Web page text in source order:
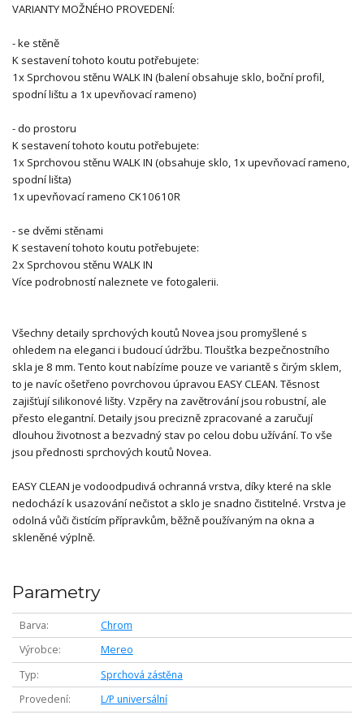
VARIANTY MOŽNÉHO PROVEDENÍ:
- ke stěně
K sestavení tohoto koutu potřebujete:
1x Sprchovou stěnu WALK IN (balení obsahuje sklo, boční profil,
spodní lištu a 1x upevňovací rameno)
- do prostoru
K sestavení tohoto koutu potřebujete:
1x Sprchovou stěnu WALK IN (obsahuje sklo, 1x upevňovací rameno,
spodní lišta)
1x upevňovací rameno CK10610R
- se dvěmi stěnami
K sestavení tohoto koutu potřebujete:
2x Sprchovou stěnu WALK IN
Více podrobností naleznete ve fotogalerii.
Všechny detaily sprchových koutů Novea jsou promyšlené s
ohledem na eleganci i budoucí údržbu. Tloušťka bezpečnostního
skla je 8 mm. Tento kout nabízíme pouze ve variantě s čirým sklem,
to je navíc ošetřeno povrchovou úpravou EASY CLEAN. Těsnost
zajišťují silikonové lišty. Vzpěry na zavětrování jsou robustní, ale
přesto elegantní. Detaily jsou precizně zpracované a zaručují
dlouhou životnost a bezvadný stav po celou dobu užívání. To vše
jsou přednosti sprchových koutů Novea.
EASY CLEAN je vodoodpudivá ochranná vrstva, díky které na skle
nedochází k usazování nečistot a sklo je snadno čistitelné. Vrstva je
odolná vůči čistícím přípravkům, běžně používaným na okna a
skleněné výplně.
Parametry
Barva
Chrom
Výrobce
Mereo
Typ
Sprchová zástěna
Provedení
L/P universální